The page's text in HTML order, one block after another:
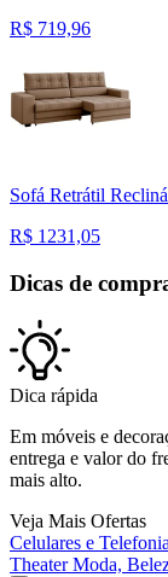
R$ 719,96
Sofá Retrátil
R$ 1231,05
Dicas de
Dica rápida
Em móveis e
entrega e valor do
mais alto.
Veja Mais Ofertas
Celulares e
TheaterModa,